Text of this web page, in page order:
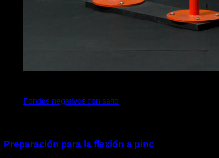
Fondos negativos con salto
Preparación para la flexión a pino